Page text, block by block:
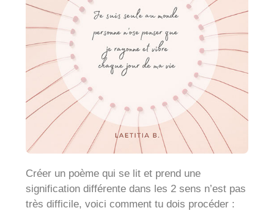
Créer un poème qui se lit et prend une
signification différente dans les 2 sens n’est pas
très difficile, voici comment tu dois procéder :